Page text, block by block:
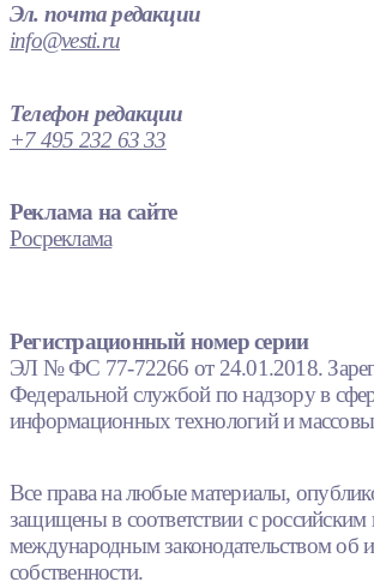
Эл. почта редакции
info@vesti.ru
Телефон редакции
+7 495 232 63 33
Реклама на сайте
Росреклама
Регистрационный номер серии
ЭЛ № ФС 77-72266 от 24.01.2018.
Федеральной службой по надзору в
информационных технологий и
Все права на любые материалы,
защищены в соответствии с российским
международным законодательством об
собственности.